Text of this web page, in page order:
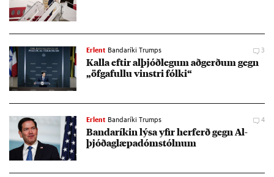
Erlent Bandaríki Trumps 3
Kalla eft­ir al­þjóð­leg­um að­gerð­um gegn
„öfga­fullu vinstri fólki“
Erlent Bandaríki Trumps 4
Banda­rík­in lýsa yf­ir her­ferð gegn Al­
þjóða­glæpa­dóm­stóln­um